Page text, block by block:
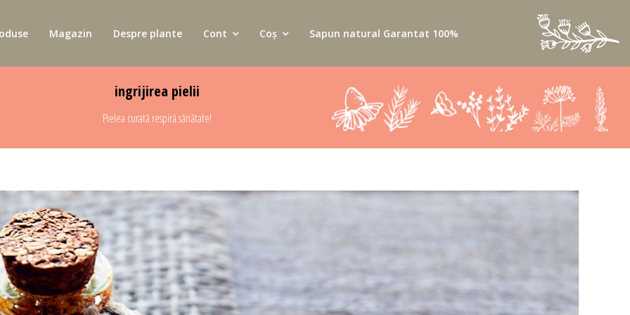
Magazin Despre plante Cont Coș Sapun natural Garantat 100%
ingrijirea pielii
Pielea curată respiră sănătate!